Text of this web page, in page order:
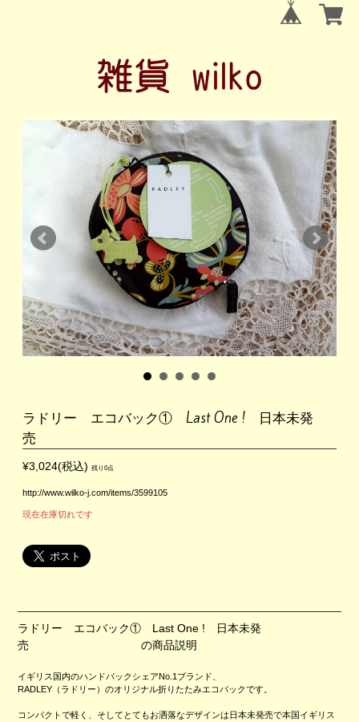
ラドリー エコバック① Last One ! 日本未発
売
¥3,024(税込) 残り0点
http://www.wilko-j.com/items/3599105
現在在庫切れです
ラドリー エコバック① Last One ! 日本未発
売 の商品説明
イギリス国内のハンドバックシェアNo.1ブランド、
RADLEY（ラドリー）のオリジナル折りたたみエコバックです。
コンパクトで軽く、そしてとてもお洒落なデザインは日本未発売で本国イギリス